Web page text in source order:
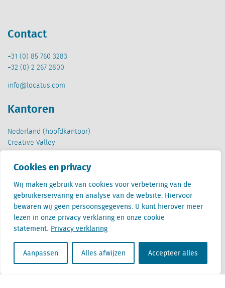
Cookies en privacy
Wij maken gebruik van cookies voor verbetering van de
gebruikerservaring en analyse van de website. Hiervoor
bewaren wij geen persoonsgegevens. U kunt hierover meer
lezen in onze privacy verklaring en onze cookie
statement. Privacy verklaring
Aanpassen Alles afwijzen Accepteer alles
Contact
+31 (0) 85 760 3283
+32 (0) 2 267 2800
info@locatus.com
Kantoren
Nederland (hoofdkantoor)
Creative Valley
Stationsplein 32
3511 ED Utrecht
België
Cantersteen 47
1000 Brussel